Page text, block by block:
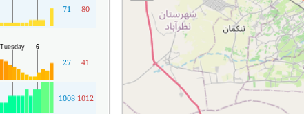
71 80
27 41
1008 1012